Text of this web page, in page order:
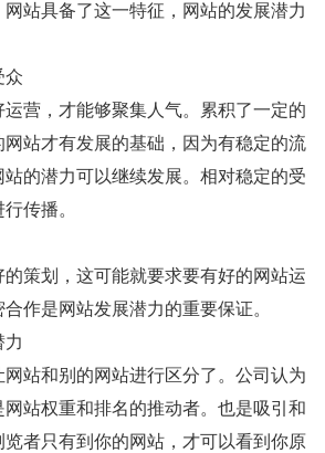
站具备了这一特征，网站的发展潜力
众
营，才能够聚集人气。累积了一定的
站才有发展的基础，因为有稳定的流
的潜力可以继续发展。相对稳定的受
传播。
的策划，这可能就要求要有好的网站运
作是网站发展潜力的重要保证。
力
网站和别的网站进行区分了。公司认为
站权重和排名的推动者。也是吸引和
者只有到你的网站，才可以看到你原